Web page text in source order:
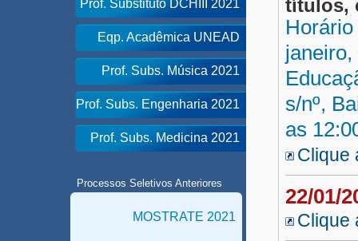
Prof. Substituto DCHIII 2021
Eqp. Acadêmica UNEAD
Prof. Subs. Música 2021
Prof. Subs. Engenharia 2021
Prof. Subs. Medicina 2021
Processos Seletivos Anteriores
MOSTRATE 2021
títulos,
s/nº,
as
Clique
22/01/
Clique